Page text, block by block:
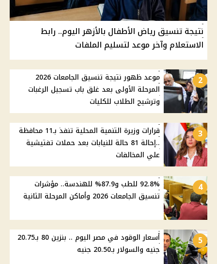
نتيجة تنسيق رياض الأطفال بالأزهر اليوم.. رابط
الاستعلام وآخر موعد لتسليم الملفات
2
موعد ظهور نتيجة تنسيق الجامعات 2026
المرحلة الأولى بعد غلق باب تسجيل الرغبات
وترشيح الطلاب للكليات
3
قرارات وزيرة التنمية المحلية تنفذ بـ11 محافظة
..إحالة 81 حالة للنيابات بعد حملات تفتيشية
علي المخالفات
4
92.8% للطب و87.9% للهندسة.. مؤشرات
تنسيق الجامعات 2026 وأماكن المرحلة الثانية
5
أسعار الوقود في مصر اليوم .. بنزين 80 بـ20.75
جنيه والسولار بـ20.50 جنيه